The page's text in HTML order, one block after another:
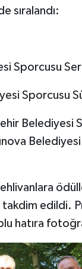
sıralandı:
Sporcusu
Sporcusu
Belediyesi
takdim edildi.
hatıra